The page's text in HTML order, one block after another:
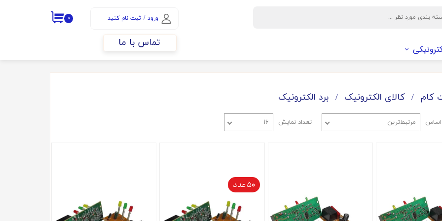
ورود / ثبت نام کنید
تغییر گذر واژه
۰
وایر و بوت
وایر
بوت
فیلتر
فیلتر کابین
فیلتر هوا
فیلتر روغن
سیم و اتصالات الکتریکی باکس دوربین
تماس با ما
کام کالای الکترونیک برد الکترونیک
اساس مرتبط‌ترین تعداد نمایش ۱۶
50 عدد